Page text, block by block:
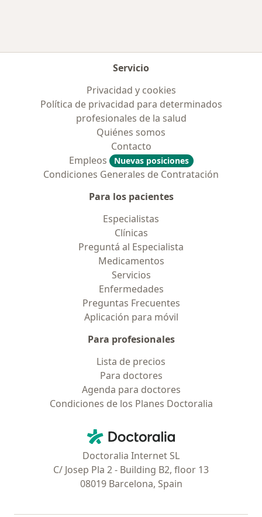
Servicio
Privacidad y cookies
Política de privacidad para determinados
profesionales de la salud
Quiénes somos
Contacto
Empleos
Nuevas posiciones
Condiciones Generales de Contratación
Para los pacientes
Especialistas
Clínicas
Preguntá al Especialista
Medicamentos
Servicios
Enfermedades
Preguntas Frecuentes
Aplicación para móvil
Para profesionales
Lista de precios
Para doctores
Agenda para doctores
Condiciones de los Planes Doctoralia
Doctoralia - Página de inicio
Doctoralia Internet SL
C/ Josep Pla 2 - Building B2, floor 13
08019 Barcelona, Spain